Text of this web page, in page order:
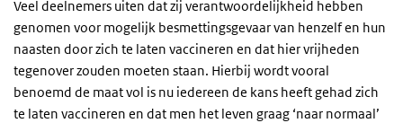
Veel deelnemers uiten dat zij verantwoordelijkheid hebben
genomen voor mogelijk besmettingsgevaar van henzelf en hun
naasten door zich te laten vaccineren en dat hier vrijheden
tegenover zouden moeten staan. Hierbij wordt vooral
benoemd de maat vol is nu iedereen de kans heeft gehad zich
te laten vaccineren en dat men het leven graag ‘naar normaal’